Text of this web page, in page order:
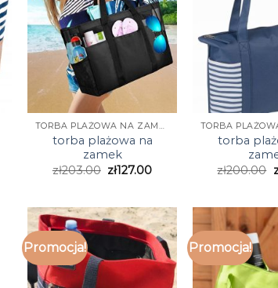
TORBA PLAŻOWA NA ZAMEK
torba plażowa na
zamek
zł203.00 zł127.00
torba
zł200.00
Promocja! Promocja!